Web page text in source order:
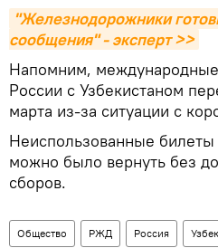
"Железнодорожники
сообщения" - эксперт >>
Напомним,
России с Узбекистаном
марта из-за ситуации с
Неиспользованные
можно было вернуть без
сборов.
Общество РЖД Россия